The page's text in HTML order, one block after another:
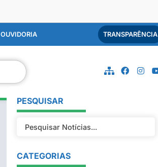
OUVIDORIA TRANSPARÊNCIA
PESQUISAR
CATEGORIAS